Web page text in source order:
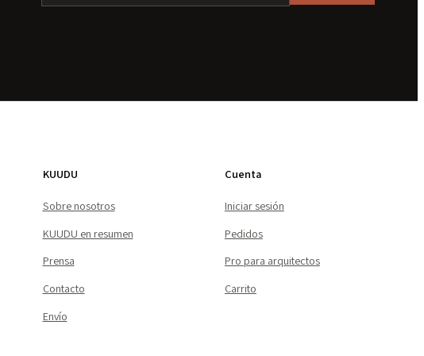
KUUDU
Sobre nosotros
KUUDU en resumen
Prensa
Contacto
Envío
Cuenta
Iniciar sesión
Pedidos
Pro para arquitectos
Carrito